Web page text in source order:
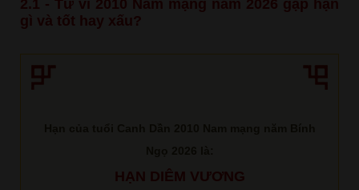
2.1 - Tử vi 2010 Nam mạng năm 2026 gặp hạn
gì và tốt hay xấu?
HẠN DIÊM VƯƠNG